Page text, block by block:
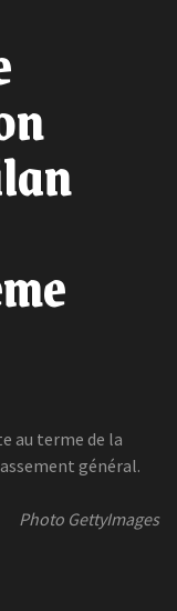
au terme de la
général.
Photo GettyImages